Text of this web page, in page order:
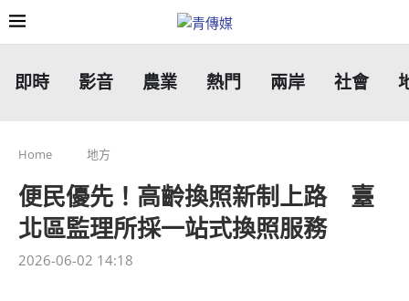
即時 影音 農業 熱門 兩岸 社會
Home 地方
便民優先！高齡換照新制上路 臺
北區監理所採一站式換照服務
2026-06-02 14:18